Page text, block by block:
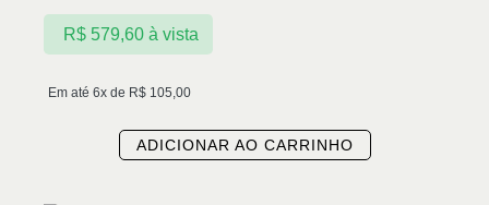
Em até 6x de R$ 105,00
R$579,60 à vista
ADICIONAR AO CARRINHO